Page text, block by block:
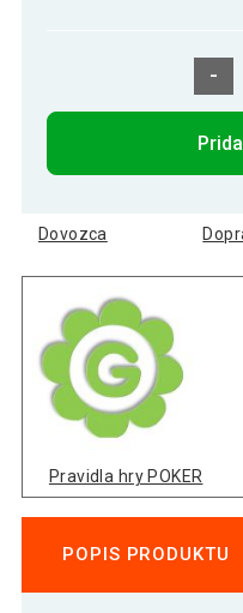
-
Dovozca
Pravidla hry POKER
POPIS PRODUKTU